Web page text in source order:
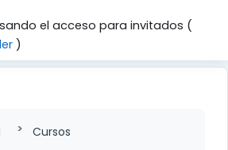
el acceso para invitados (
)
Cursos